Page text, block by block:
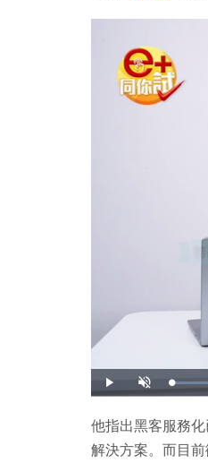
播
放
開
啟
:
1
.
4
他指出黑客服務
解決方案。而目